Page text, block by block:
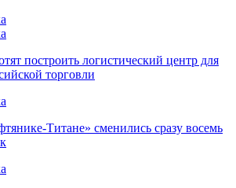
построить логистический центр для
торговли
Титане» сменились сразу восемь